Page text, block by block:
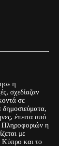
η
σχεδίαζαν
σε
έπειτα από
Πληροφοριών η
με
και το